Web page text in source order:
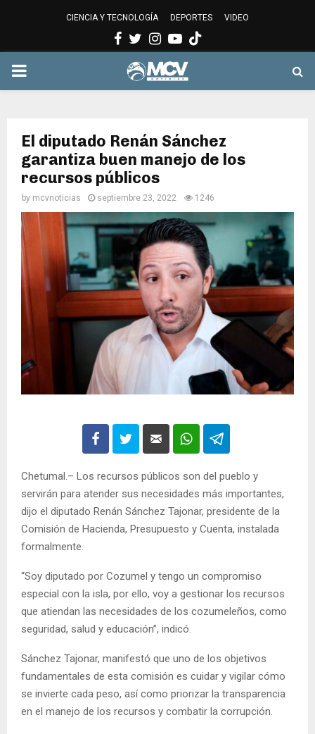
CIENCIA Y TECNOLOGÍA DEPORTES VIDEO
Facebook
Twitter
Instagram
Youtube
PRIMARY
El diputado Renán Sánchez
garantiza buen manejo de los
recursos públicos
by mcvnoticias septiembre 23, 2022 1246
Chetumal.– Los recursos públicos son del pueblo y
servirán para atender sus necesidades más importantes,
dijo el diputado Renán Sánchez Tajonar, presidente de la
Comisión de Hacienda, Presupuesto y Cuenta, instalada
formalmente.
“Soy diputado por Cozumel y tengo un compromiso
especial con la isla, por ello, voy a gestionar los recursos
que atiendan las necesidades de los cozumeleños, como
seguridad, salud y educación”, indicó.
Sánchez Tajonar, manifestó que uno de los objetivos
fundamentales de esta comisión es cuidar y vigilar cómo
se invierte cada peso, así como priorizar la transparencia
en el manejo de los recursos y combatir la corrupción.